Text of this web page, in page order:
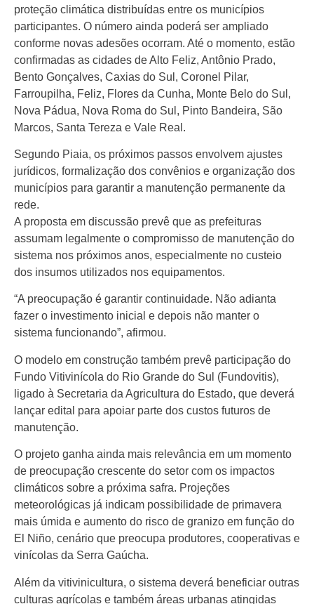
proteção climática distribuídas entre os municípios
participantes. O número ainda poderá ser ampliado
conforme novas adesões ocorram. Até o momento, estão
confirmadas as cidades de Alto Feliz, Antônio Prado,
Bento Gonçalves, Caxias do Sul, Coronel Pilar,
Farroupilha, Feliz, Flores da Cunha, Monte Belo do Sul,
Nova Pádua, Nova Roma do Sul, Pinto Bandeira, São
Marcos, Santa Tereza e Vale Real.
Segundo Piaia, os próximos passos envolvem ajustes
jurídicos, formalização dos convênios e organização dos
municípios para garantir a manutenção permanente da
rede.
A proposta em discussão prevê que as prefeituras
assumam legalmente o compromisso de manutenção do
sistema nos próximos anos, especialmente no custeio
dos insumos utilizados nos equipamentos.
“A preocupação é garantir continuidade. Não adianta
fazer o investimento inicial e depois não manter o
sistema funcionando”, afirmou.
O modelo em construção também prevê participação do
Fundo Vitivinícola do Rio Grande do Sul (Fundovitis),
ligado à Secretaria da Agricultura do Estado, que deverá
lançar edital para apoiar parte dos custos futuros de
manutenção.
O projeto ganha ainda mais relevância em um momento
de preocupação crescente do setor com os impactos
climáticos sobre a próxima safra. Projeções
meteorológicas já indicam possibilidade de primavera
mais úmida e aumento do risco de granizo em função do
El Niño, cenário que preocupa produtores, cooperativas e
vinícolas da Serra Gaúcha.
Além da vitivinicultura, o sistema deverá beneficiar outras
culturas agrícolas e também áreas urbanas atingidas